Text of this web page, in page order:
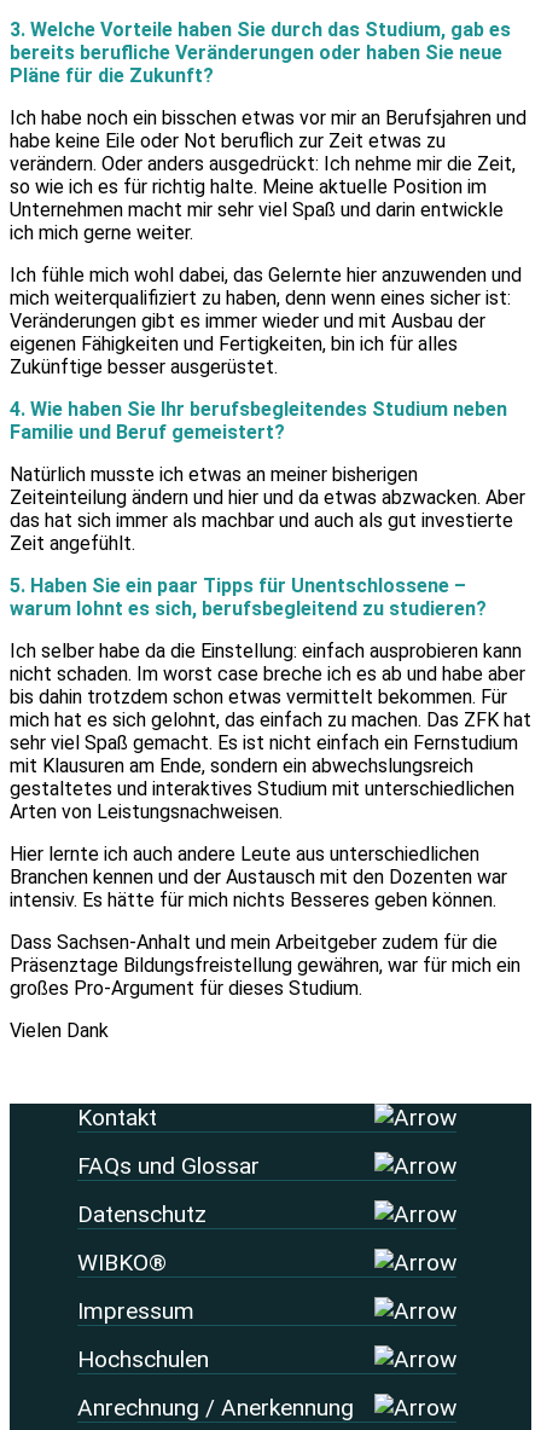
3. Welche Vorteile haben Sie durch das Studium, gab es
bereits berufliche Veränderungen oder haben Sie neue
Pläne für die Zukunft?
Ich habe noch ein bisschen etwas vor mir an Berufsjahren und
habe keine Eile oder Not beruflich zur Zeit etwas zu
verändern. Oder anders ausgedrückt: Ich nehme mir die Zeit,
so wie ich es für richtig halte. Meine aktuelle Position im
Unternehmen macht mir sehr viel Spaß und darin entwickle
ich mich gerne weiter.
Ich fühle mich wohl dabei, das Gelernte hier anzuwenden und
mich weiterqualifiziert zu haben, denn wenn eines sicher ist:
Veränderungen gibt es immer wieder und mit Ausbau der
eigenen Fähigkeiten und Fertigkeiten, bin ich für alles
Zukünftige besser ausgerüstet.
4. Wie haben Sie Ihr berufsbegleitendes Studium neben
Familie und Beruf gemeistert?
Natürlich musste ich etwas an meiner bisherigen
Zeiteinteilung ändern und hier und da etwas abzwacken. Aber
das hat sich immer als machbar und auch als gut investierte
Zeit angefühlt.
5. Haben Sie ein paar Tipps für Unentschlossene –
warum lohnt es sich, berufsbegleitend zu studieren?
Ich selber habe da die Einstellung: einfach ausprobieren kann
nicht schaden. Im worst case breche ich es ab und habe aber
bis dahin trotzdem schon etwas vermittelt bekommen. Für
mich hat es sich gelohnt, das einfach zu machen. Das ZFK hat
sehr viel Spaß gemacht. Es ist nicht einfach ein Fernstudium
mit Klausuren am Ende, sondern ein abwechslungsreich
gestaltetes und interaktives Studium mit unterschiedlichen
Arten von Leistungsnachweisen.
Hier lernte ich auch andere Leute aus unterschiedlichen
Branchen kennen und der Austausch mit den Dozenten war
intensiv. Es hätte für mich nichts Besseres geben können.
Dass Sachsen-Anhalt und mein Arbeitgeber zudem für die
Präsenztage Bildungsfreistellung gewähren, war für mich ein
großes Pro-Argument für dieses Studium.
Vielen Dank
Kontakt
FAQs und Glossar
Datenschutz
WIBKO®
Impressum
Hochschulen
Anrechnung / Anerkennung